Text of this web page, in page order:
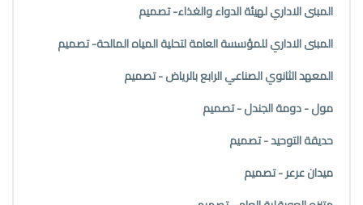
المبنى الاداري لهيئة الدواء والغذاء- تصميم
المبنى الاداري للمؤسسة العامة لتحلية المياه المالحة- تصميم
المعهد الثانوي الصناعي الرابع بالرياض - تصميم
مول - دومة الجندل - تصميم
حديقة التوحيد - تصميم
ميدان عرعر - تصميم